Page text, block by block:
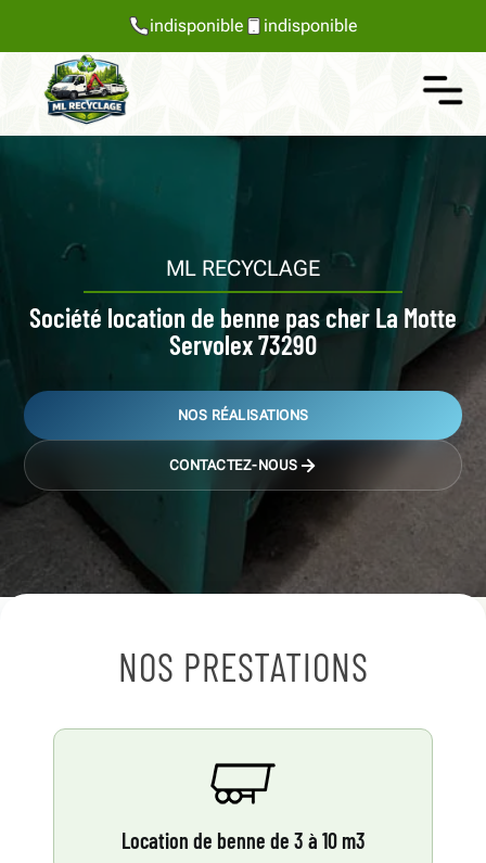
indisponible indisponible
ML RECYCLAGE
Société location de benne pas cher La Motte
Servolex 73290
NOS RÉALISATIONS
CONTACTEZ-NOUS
NOS PRESTATIONS
Location de benne de 3 à 10 m3